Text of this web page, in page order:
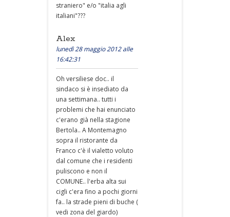
straniero" e/o "italia agli
italiani"???
Alex
lunedì 28 maggio 2012 alle
16:42:31
Oh versiliese doc.. il
sindaco si è insediato da
una settimana.. tutti i
problemi che hai enunciato
c'erano già nella stagione
Bertola.. A Montemagno
sopra il ristorante da
Franco c'è il vialetto voluto
dal comune che i residenti
puliscono e non il
COMUNE.. l'erba alta sui
cigli c'era fino a pochi giorni
fa.. la strade pieni di buche (
vedi zona del giardo)